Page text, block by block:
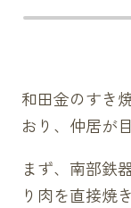
和田金のすき
おり、仲居が
まず、南部鉄
り肉を直接焼